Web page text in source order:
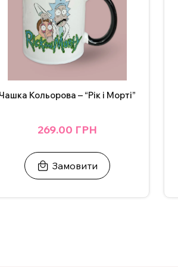
Чашка Кольорова – “Рік і Морті”
269.00 ГРН
Замовити